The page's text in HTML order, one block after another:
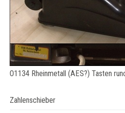
O1134 Rheinmetall (AES?) Tasten
Zahlenschieber